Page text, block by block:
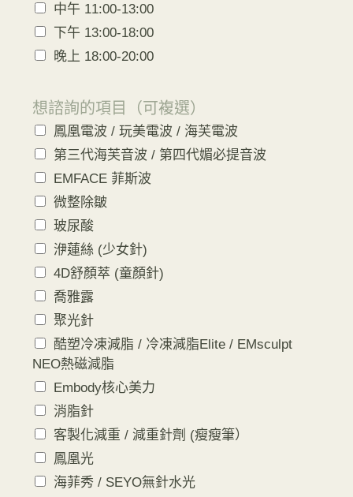
中午 11:00-13:00
下午 13:00-18:00
晚上 18:00-20:00
想諮詢的項目（可複選）
鳳凰電波 / 玩美電波 / 海芙電波
第三代海芙音波 / 第四代媚必提音波
EMFACE 菲斯波
微整除皺
玻尿酸
洢蓮絲 (少女針)
4D舒顏萃 (童顏針)
喬雅露
聚光針
酷塑冷凍減脂 / 冷凍減脂Elite / EMsculpt
NEO熱磁減脂
Embody核心美力
消脂針
客製化減重 / 減重針劑 (瘦瘦筆）
鳳凰光
海菲秀 / SEYO無針水光